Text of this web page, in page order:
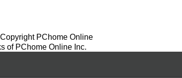
PChome Online
of PChome Online Inc.